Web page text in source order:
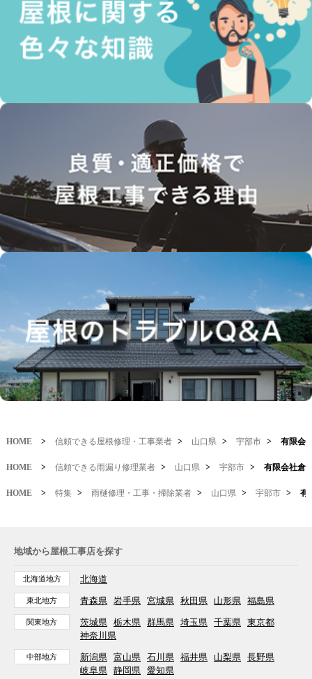
HOME > 信頼できる屋根修理・工事業者 > 山口県 > 宇部市 > 有限会
HOME > 信頼できる雨漏り修理業者 > 山口県 > 宇部市 > 有限会社倉
HOME > 特集 > 雨樋修理・工事・掃除業者 > 山口県 > 宇部市 > 有
地域から屋根工事店を探す
北海道地方 北海道
東北地方 青森県 岩手県 宮城県 秋田県 山形県 福島県
関東地方 茨城県 栃木県 群馬県 埼玉県 千葉県 東京都
神奈川県
中部地方 新潟県 富山県 石川県 福井県 山梨県 長野県
岐阜県 静岡県 愛知県